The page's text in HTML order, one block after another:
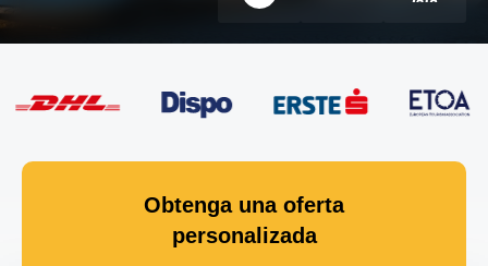
Obtenga una oferta
personalizada